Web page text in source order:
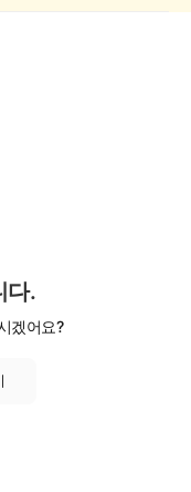
다.
겠어요?